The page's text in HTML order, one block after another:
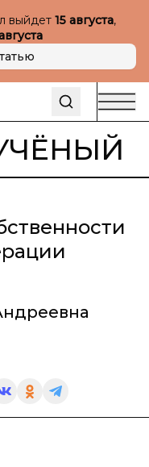
выйдет 15 августа,